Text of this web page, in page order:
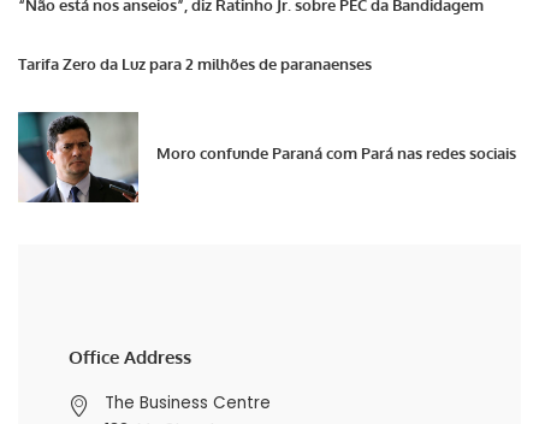
“Não está nos anseios”, diz Ratinho Jr. sobre PEC da Bandidagem
Tarifa Zero da Luz para 2 milhões de paranaenses
Moro confunde Paraná com Pará nas redes sociais
Office Address
The Business Centre